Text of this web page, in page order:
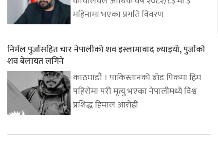
महिनामा भएका प्रगति विवरण
निर्मल पुर्जासहित चार नेपालीको शव इस्लामावाद ल्याइयो, पुर्जाको
शव बेलायत लगिने
काठमाडौं । पाकिस्तानको ब्रोड पिकमा हिम
पहिरोमा परी मृत्यु भएका नेपालीमध्ये विश्व
प्रशिद्ध हिमाल आरोही